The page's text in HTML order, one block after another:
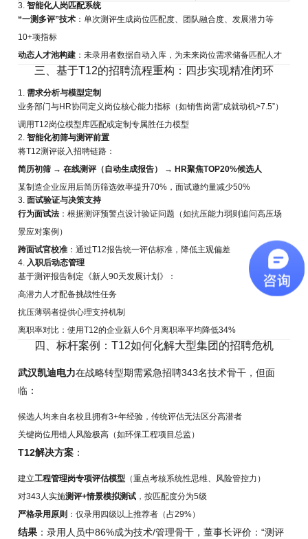
3.智能化人岗匹配系统
“一测多评”技术 ：单次测评生成岗位匹配度、团队融合度、发展潜力等
10+项指标
动态人才池构建 ：未录用者数据自动入库，为未来岗位需求储备匹配人才
三、基于T12的招聘流程重构：四步实现精准闭环
1. 需求分析与模型定制
业务部门与HR协同定义岗位核心能力指标（如销售岗需“成就动机>7.5”）
调用T12岗位模型库匹配或定制专属胜任力模型
2.智能化初筛与测评前置
将T12测评嵌入招聘链路：
简历初筛 → 在线测评（自动生成报告） → HR聚焦TOP20%候选人
某制造企业应用后简历筛选效率提升70%，面试邀约量减少50%
3.面试验证与决策支持
行为面试法 ：根据测评预警点设计验证问题（如抗压能力弱则追问高压场
景应对案例）
跨面试官校准 ：通过T12报告统一评估标准，降低主观偏差
4. 入职后动态管理
基于测评报告制定《新人90天发展计划》：
高潜力人才配备挑战性任务
抗压薄弱者提供心理支持机制
离职率对比：使用T12的企业新人6个月离职率平均降低34%
四、标杆案例：T12如何化解大型集团的招聘危机
武汉凯迪电力在战略转型期需紧急招聘343名技术骨干，但面
临：
候选人均来自名校且拥有3+年经验，传统评估无法区分高潜者
关键岗位用错人风险极高（如环保工程项目总监）
T12解决方案 ：
建立工程管理岗专项评估模型 （重点考核系统性思维、风险管控力）
对343人实施测评+情景模拟测试 ，按匹配度分为5级
严格录用原则 ：仅录用四级以上推荐者（占29%）
结果 ：录用人员中86%成为技术/管理骨干，董事长评价：“测评